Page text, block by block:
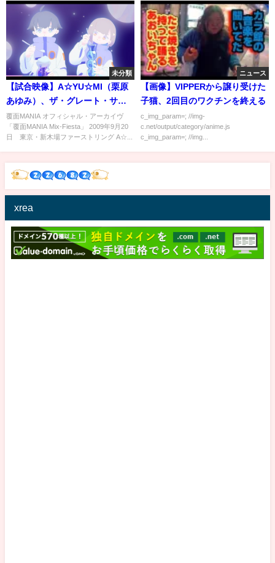
未分類
【試合映像】A☆YU☆MI（栗原
あゆみ）、ザ・グレート・サス
ケ、ミステル・カカオ、桜蝋
燭、Ken45°、バラモン・シュ
ウ、バラモン・ケイ
覆面MANIA オフィシャル・アーカイヴ
「覆面MANIA Mix-Fiesta」 2009年9月20
日 東京・新木場ファーストリング A☆...
ニュース
【画像】VIPPERから譲り受けた
子猫、2回目のワクチンを終える
c_img_param=; //img-
c.net/output/category/anime.js
c_img_param=; //img...
xrea